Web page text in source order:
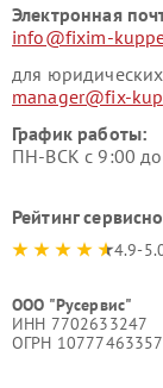
Электронная
info@fixim-
для
manager@fix-
График работы:
ПН-ВСК с 9:00
Рейтинг
4.9-
ООО "Русервис"
ИНН 7702633247
ОГРН